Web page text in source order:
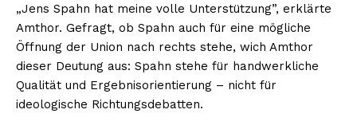
„Jens Spahn hat meine volle Unterstützung”, erklärte
Amthor. Gefragt, ob Spahn auch für eine mögliche
Öffnung der Union nach rechts stehe, wich Amthor
dieser Deutung aus: Spahn stehe für handwerkliche
Qualität und Ergebnisorientierung – nicht für
ideologische Richtungsdebatten.